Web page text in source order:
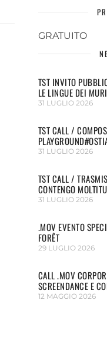
GRATUITO
TST INVITO
LE LINGUE DEI MURI
31 LUGLIO 2026
TST CALL /
31 LUGLIO 2026
TST CALL /
CONTENGO
31 LUGLIO 2026
.MOV EVENTO
FORÊT
29 LUGLIO 2026
CALL .MOV
SCREENDANCE E
12 MAGGIO 2026